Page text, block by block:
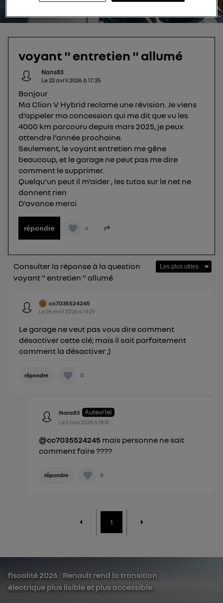
voyant " entretien " allumé
Nans83
Le22 avril 2026 à 17:25
Bonjour
Ma Clion V Hybrid reclame une révision. Je viens
d'appeler ma concession qui me dit que vu les
4000 km parcouru depuis mars 2025, je peux
attendre l'année prochaine.
Seulement, le voyant entretien me gêne
beaucoup, et le garage ne peut pas me dire
comment le supprimer.
Quelqu'un peut il m'aider , les tutos sur le net ne
donnent rien
D'avance merci
répondre 0
Consulter la réponse à la question
voyant " entretien " allumé
cc7035524245
Le 26 avril 2026à14:29
Le garage ne veut pas vous dire comment
désactiver cette clé; mais il sait parfaitement
comment la désactiver ;)
répondre 0
Nans83 Auteur(e)
Le 2 mai 2026à18:41
@cc7035524245 mais personne ne sait
comment faire ????
répondre 0
1
fiscalité 2026 : Renault rend la transition
électrique plus lisible et plus accessible
utilisez une connexion internet fournie parun
La technologie Utiq a été conçue pour la
protection de vos données personnelles en vous
offrant choix et contrôle.
Elle utilise un identifiant créé par votre opérateur
télécom basé sur votre adresse IP et une référence
de votre contrat internet (ex : votre numéro de
téléphone).
L'identifiant est associé à votre connexion
internet. Ainsi, toutes les personnes utilisant la
même connexion et ayant consenties se verront
attribuer le même identifiant. En général :
Pour uneconnexion foyer(ex : Wi-Fi), la personnalisation sera basée
sur la navigation des membres du foyer ayant consentis.
Pour uneconnexion mobile
Vous pouvez à tout moment retirer ce
consentement sur
Pour plus d'informations, veuillez consulterla
Politique d'information sur les données
personnelles d'Utiq